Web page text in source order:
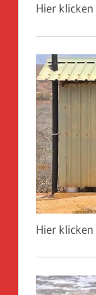
Hier
Hier